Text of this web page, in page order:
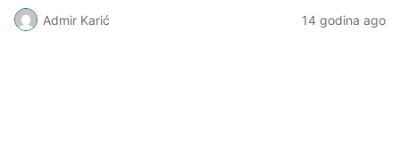
Admir Karić 14 godina ago